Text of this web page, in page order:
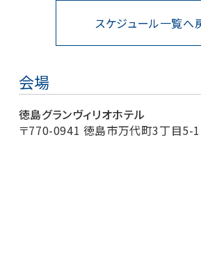
スケジュール一覧へ
会場
徳島グランヴィリオホテル
〒770-0941 徳島市万代町3丁目5-1